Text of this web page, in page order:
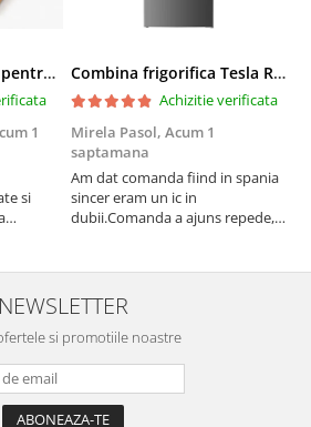
Set 2 placi de zgariat pentru casuta pisici BUNTZ KJW5086, compatibile cu casuta 59 x 28.5 x 35 cm
1
si
Combina frigorifica Tesla RC2600HXE, 262 l, Clasa E, Iluminare LED, dezghetare automata frigider, H 180 cm, Inox
Achizitie verificata
Mirela Pasol, Acum 1
saptamana
Am dat comanda fiind in spania
sincer eram un ic in
dubii.Comanda a ajuns repede,in
treaba,va multumesc pentru
rapiditate si
amabilitate,RECOMAND 100%
NEWSLETTER
si promotiile noastre